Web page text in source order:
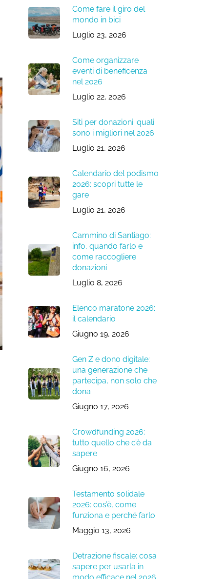
Come fare il giro del
mondo in bici
Luglio 23, 2026
Come organizzare
eventi di beneficenza
nel 2026
Luglio 22, 2026
Siti per donazioni: quali
sono i migliori nel 2026
Luglio 21, 2026
Calendario del podismo
2026: scopri tutte le
gare
Luglio 21, 2026
Cammino di Santiago:
info, quando farlo e
come raccogliere
donazioni
Luglio 8, 2026
Elenco maratone 2026:
il calendario
Giugno 19, 2026
Gen Z e dono digitale:
una generazione che
partecipa, non solo che
dona
Giugno 17, 2026
Crowdfunding 2026:
tutto quello che c’è da
sapere
Giugno 16, 2026
Testamento solidale
2026: cos’è, come
funziona e perché farlo
Maggio 13, 2026
Detrazione fiscale: cosa
sapere per usarla in